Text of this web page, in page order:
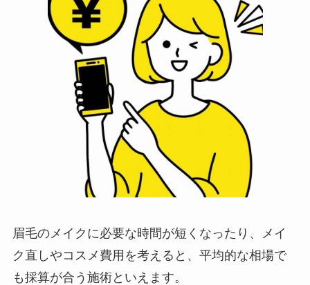
眉毛のメイクに必要な時間が短くなったり、メイ
ク直しやコスメ費用を考えると、平均的な相場で
も採算が合う施術といえます。